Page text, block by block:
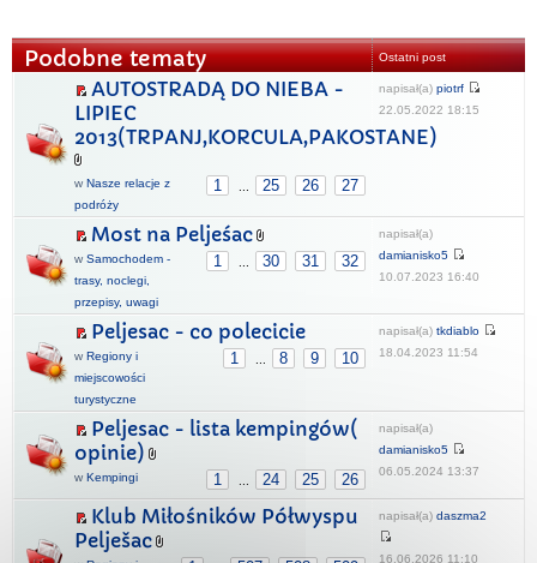
Podobne tematy Ostatni post
AUTOSTRADĄ DO NIEBA -
LIPIEC
2013(TRPANJ,KORCULA,PAKOSTANE)
1 25 26 27
w Nasze relacje z
podróży
napisał(a) piotrf
22.05.2022 18:15
Most na Peljeśac
1 30 31 32
w Samochodem -
trasy, noclegi,
przepisy, uwagi
napisał(a)
damianisko5
10.07.2023 16:40
Peljesac - co polecicie
1 8 9 10
w Regiony i
miejscowości
turystyczne
napisał(a) tkdiablo
18.04.2023 11:54
Peljesac - lista kempingów(
opinie)
1 24 25 26
w Kempingi
napisał(a)
damianisko5
06.05.2024 13:37
Klub Miłośników Półwyspu
Pelješac
napisał(a) daszma2
16.06.2026 11:10